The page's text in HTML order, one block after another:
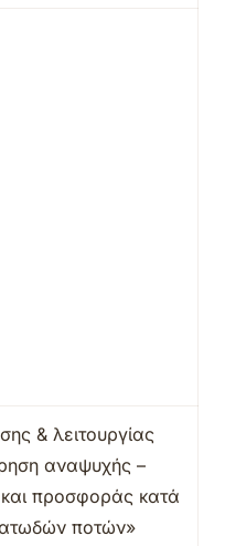
& λειτουργίας
αναψυχής –
προσφοράς κατά
ποτών»